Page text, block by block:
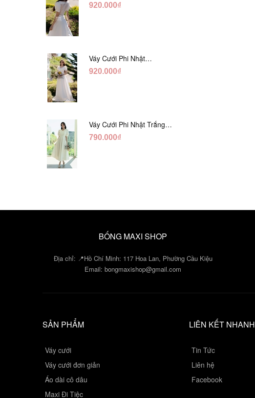
920.000₫
Váy Cưới Phi Nhật
Đỏ/Trăng Cổ Tim Hạt
920.000₫
Váy Cưới Phi Nhật Trắng
Đính Hoa Ngọc Trai Lửng
790.000₫
BỐNG MAXI SHOP
Địa chỉ: 📍Hồ Chí Minh: 117 Hoa Lan, Phường Cầu Kiệu
Email: bongmaxishop@gmail.com
SẢN PHẨM
Váy cưới
Váy cưới đơn giản
Áo dài cô dâu
Maxi Đi Tiệc
LIÊN KẾT NHANH
Tin Tức
Liên hệ
Facebook